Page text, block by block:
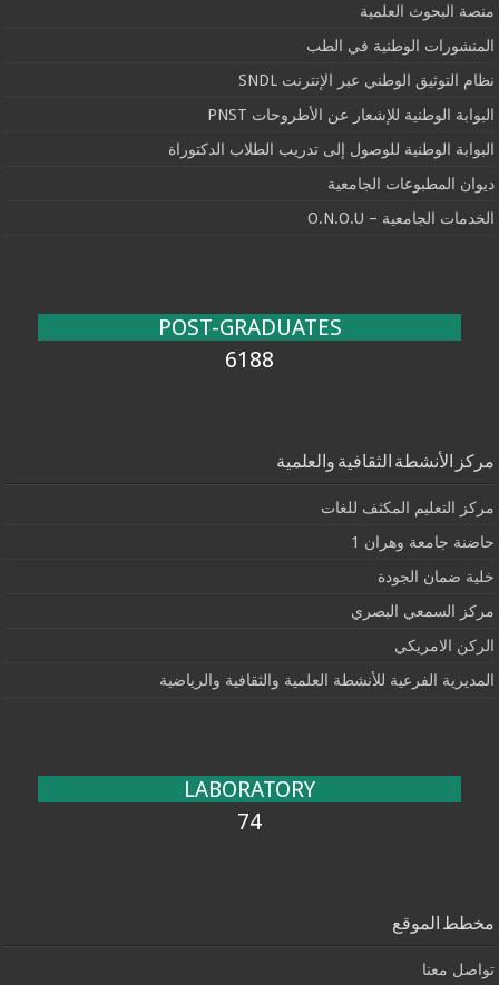
منصة البحوث العلمية
المنشورات الوطنية في الطب
نظام التوثيق الوطني عبر الإنترنت SNDL
البوابة الوطنية للإشعار عن الأطروحات PNST
البوابة الوطنية للوصول إلى تدريب الطلاب الدكتوراة
ديوان المطبوعات الجامعية
الخدمات الجامعية – O.N.O.U
POST-GRADUATES
6188
مركز الأنشطة الثقافية والعلمية
مركز التعليم المكثف للغات
حاضنة جامعة وهران 1
خلية ضمان الجودة
مركز السمعي البصري
الركن الامريكي
المديرية الفرعية للأنشطة العلمية والثقافية والرياضية
LABORATORY
74
مخطط الموقع
تواصل معنا